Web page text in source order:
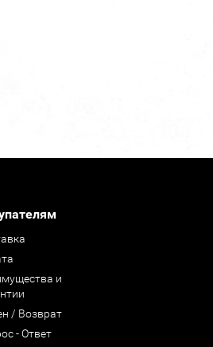
и
/ Возврат
- Ответ